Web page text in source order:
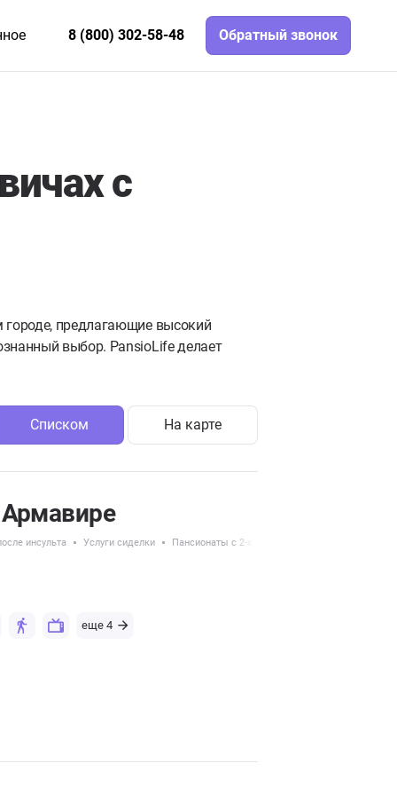
8 (800) 302-58-48 Обратный звонок
с
предлагающие высокий
выбор. PansioLife делает
Списком На карте
инсульта Услуги сиделки Пансионаты с 2-х местным размещением
еще 4